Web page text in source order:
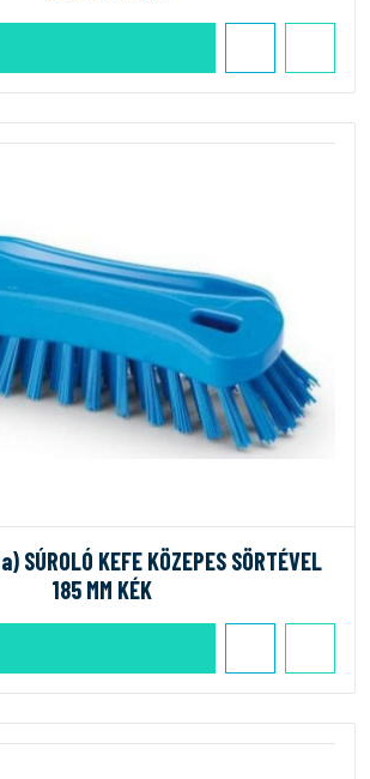
KEFE KÖZEPES SÖRTÉVEL
185 MM KÉK